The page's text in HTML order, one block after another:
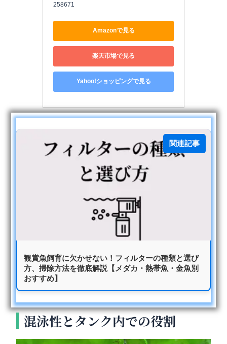
258671
Amazonで見る
楽天市場で見る
Yahoo!ショッピングで見る
観賞魚飼育に欠かせない！フィルターの種類と選び
方、掃除方法を徹底解説【メダカ・熱帯魚・金魚別
おすすめ】
関連記事
混泳性とタンク内での役割